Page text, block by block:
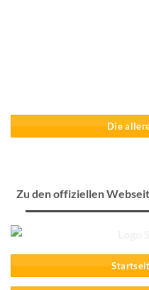
Die
Zu den offiziellen